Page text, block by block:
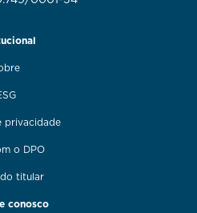
privacidade
o DPO
titular
conosco